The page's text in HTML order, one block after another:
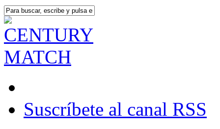
Suscríbete al canal RSS